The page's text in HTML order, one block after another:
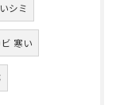
シミ
寒い